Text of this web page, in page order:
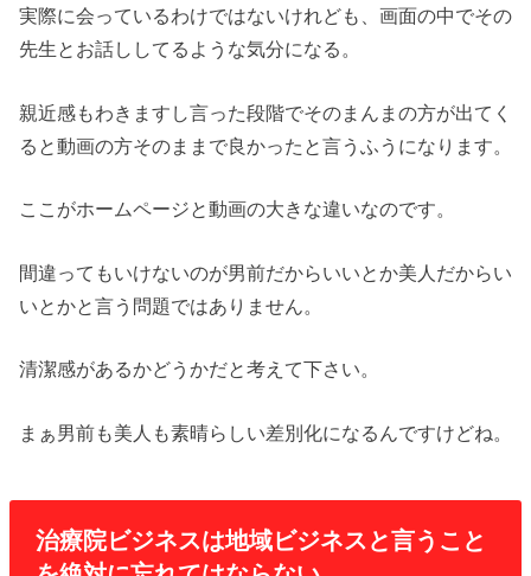
実際に会っているわけではないけれども、画面の中でその
先生とお話ししてるような気分になる。
親近感もわきますし言った段階でそのまんまの方が出てく
ると動画の方そのままで良かったと言うふうになります。
ここがホームページと動画の大きな違いなのです。
間違ってもいけないのが男前だからいいとか美人だからい
いとかと言う問題ではありません。
清潔感があるかどうかだと考えて下さい。
まぁ男前も美人も素晴らしい差別化になるんですけどね。
治療院ビジネスは地域ビジネスと言うこと